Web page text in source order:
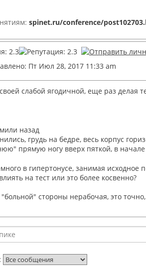
spinet.ru/conference/
Пт Июл 28, 2017 11:33 am
слабой ягодичной, еще раз делая
назад
грудь на бедре, весь корпус
прямую ногу вверх пяткой, в начале
в гипертонусе, занимая исходное
на тест или это более косвенно?
"больной" стороны нерабочая, это